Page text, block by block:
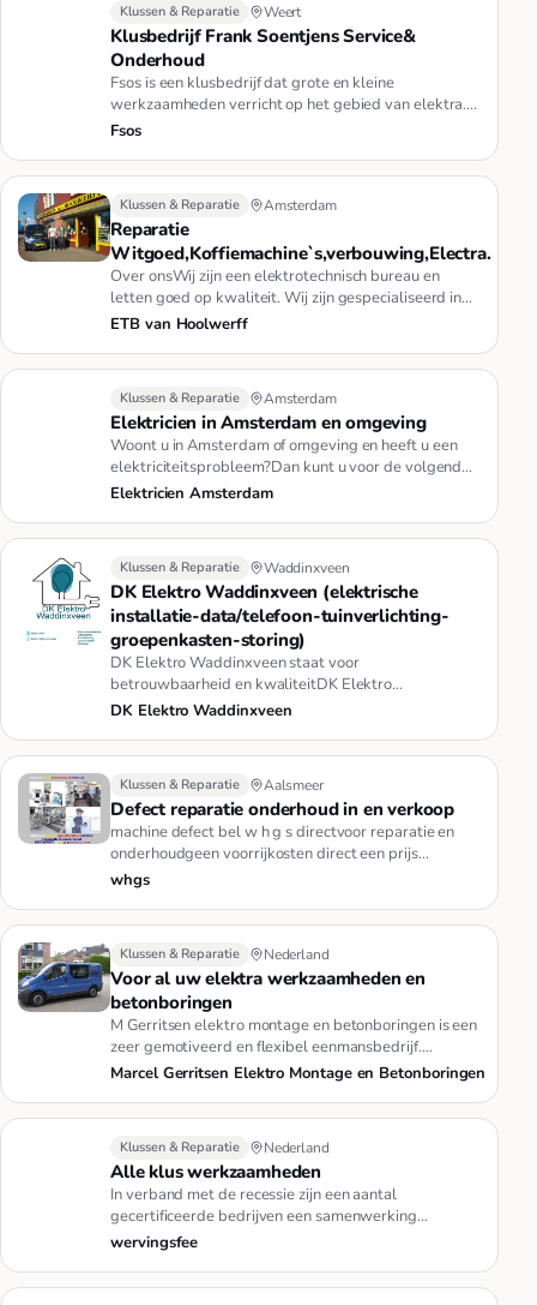
Klussen & Reparatie Weert
Klusbedrijf Frank Soentjens Service&
Onderhoud
Fsos is een klusbedrijf dat grote en kleine
werkzaamheden verricht op het gebied van elektra.
Van het ophangen en aanslu…
Fsos
Klussen & Reparatie Amsterdam
Reparatie
Witgoed,Koffiemachine`s,verbouwing,Electra.
Over onsWij zijn een elektrotechnisch bureau en
letten goed op kwaliteit. Wij zijn gespecialiseerd in
het repareren van …
ETB van Hoolwerff
Klussen & Reparatie Amsterdam
Elektricien in Amsterdam en omgeving
Woont u in Amsterdam of omgeving en heeft u een
elektriciteitsprobleem?Dan kunt u voor de volgende
diensten bij ons tere…
Elektricien Amsterdam
Klussen & Reparatie Waddinxveen
DK Elektro Waddinxveen (elektrische
installatie-data/telefoon-tuinverlichting-
groepenkasten-storing)
DK Elektro Waddinxveen staat voor
betrouwbaarheid en kwaliteitDK Elektro
Waddinxveen is klantgericht bedrijf met 12 jaar…
DK Elektro Waddinxveen
Klussen & Reparatie Aalsmeer
Defect reparatie onderhoud in en verkoop
machine defect bel w h g s directvoor reparatie en
onderhoudgeen voorrijkosten direct een prijs
indicatiebel of mail voo…
whgs
Klussen & Reparatie Nederland
Voor al uw elektra werkzaamheden en
betonboringen
M Gerritsen elektro montage en betonboringen is een
zeer gemotiveerd en flexibel eenmansbedrijf.
werkzaamheden zoals: * …
Marcel Gerritsen Elektro Montage en Betonboringen
Klussen & Reparatie Nederland
Alle klus werkzaamheden
In verband met de recessie zijn een aantal
gecertificeerde bedrijven een samenwerking
aangegaan om diverse diensten aan …
wervingsfee